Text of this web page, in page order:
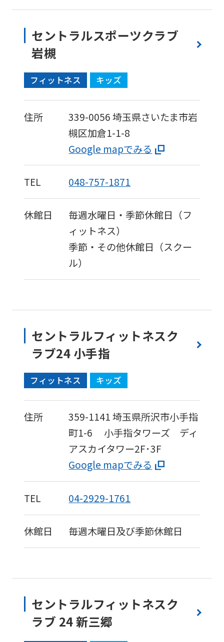
セントラルスポーツクラブ
岩槻
フィットネス キッズ
住所 339-0056埼玉県さいたま市岩
槻区加倉1-1-8
Google mapでみる
TEL 048-757-1871
休館日
毎週水曜日・季節休館日（フ
ィットネス）
季節・その他休館日（スクー
ル）
セントラルフィットネスク
ラブ24 小手指
フィットネス キッズ
住所 359-1141埼玉県所沢市小手指
町1-6
小手指タワーズ ディ
アスカイタワー2F･3F
Google mapでみる
TEL 04-2929-1761
休館日 毎週木曜日及び季節休館日
セントラルフィットネスク
ラブ 24 新三郷